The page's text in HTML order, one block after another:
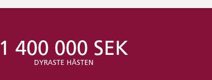
1 400 000 SEK
DYRASTE HÄSTEN